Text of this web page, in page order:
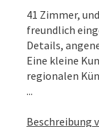
41 Zimmer,
freundlich
Details,
Eine kleine
regionalen
...
Beschreibung